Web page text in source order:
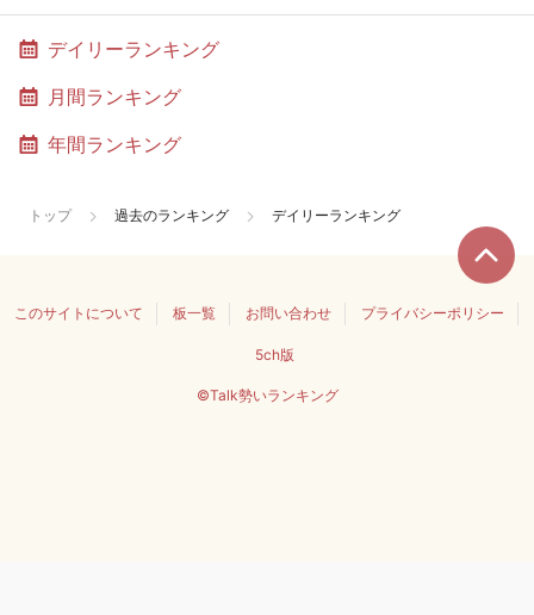
デイリーランキング
月間ランキング
年間ランキング
トップ 過去のランキング デイリーランキング
このサイトについて 板一覧 お問い合わせ プライバシーポリシー
5ch版
©Talk勢いランキング